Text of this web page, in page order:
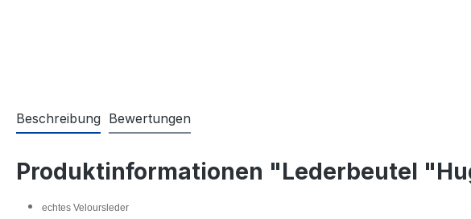
Beschreibung Bewertungen
Produktinformationen "Lederbeutel
echtes Veloursleder